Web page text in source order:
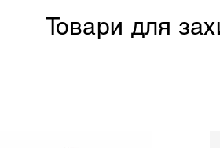
Товари для